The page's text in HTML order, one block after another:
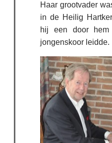
Haar grootvader
in de Heilig
hij een door hem
jongenskoor leidde.